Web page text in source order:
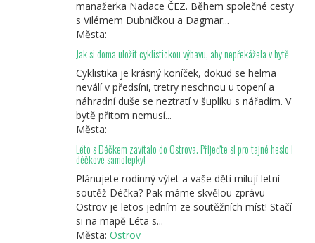
manažerka Nadace ČEZ. Během společné cesty
s Vilémem Dubničkou a Dagmar...
Města:
Jak si doma uložit cyklistickou výbavu, aby nepřekážela v bytě
Cyklistika je krásný koníček, dokud se helma
neválí v předsíni, tretry neschnou u topení a
náhradní duše se neztratí v šuplíku s nářadím. V
bytě přitom nemusí...
Města:
Léto s Déčkem zavítalo do Ostrova. Přijeďte si pro tajné heslo i
déčkové samolepky!
Plánujete rodinný výlet a vaše děti milují letní
soutěž Déčka? Pak máme skvělou zprávu –
Ostrov je letos jedním ze soutěžních míst! Stačí
si na mapě Léta s...
Města: Ostrov